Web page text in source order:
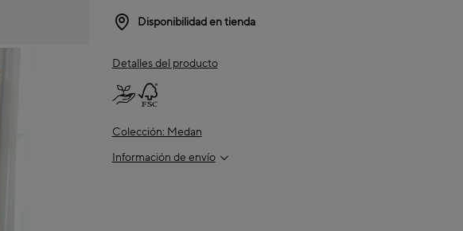
Disponibilidad en tienda
Detalles del producto
Colección: Medan
Información de envío